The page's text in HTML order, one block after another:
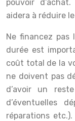
pouvoir
aidera à réduire
Ne financez pas
durée est
coût total de la
ne doivent pas
d’avoir un
d’éventuelles
réparations etc.).